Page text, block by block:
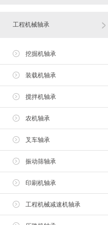
工程机械轴承
挖掘机轴承
装载机轴承
搅拌机轴承
农机轴承
叉车轴承
振动筛轴承
印刷机轴承
工程机械减速机轴承